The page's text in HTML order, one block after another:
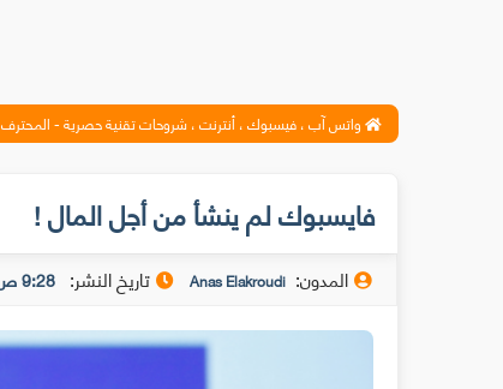
واتس آب ، فيسبوك ، أنترنت ، شروحات تقنية حصرية - المحترف
فايسبوك لم ينشأ من أجل المال !
المدون: Anas Elakroudi تاريخ النشر: 9:28 ص